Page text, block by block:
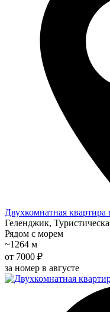
Двухкомнатная
Геленджик,
Рядом с морем
~1264 м
от 7000 ₽
за номер в августе